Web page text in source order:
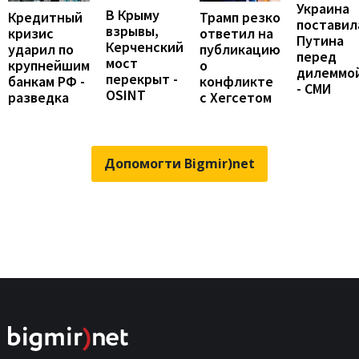
Кредитный
кризис
ударил по
крупнейшим
банкам РФ -
разведка
В Крыму
взрывы,
Керченский
мост
перекрыт -
OSINT
Трамп резко
ответил на
публикацию
о
конфликте
с Хегсетом
Украина
Путина
перед
- СМИ
Допомогти Bigmir)net